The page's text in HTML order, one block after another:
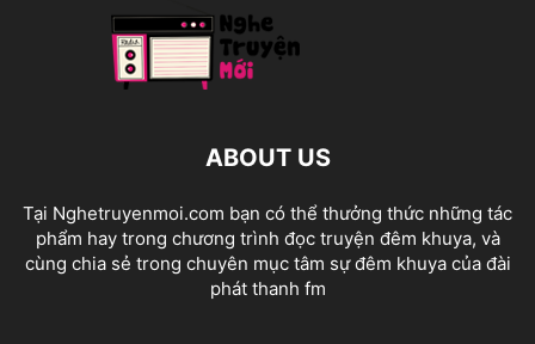
ABOUT US
Tại Nghetruyenmoi.com bạn có thể thưởng thức những tác
phẩm hay trong chương trình đọc truyện đêm khuya, và
cùng chia sẻ trong chuyên mục tâm sự đêm khuya của đài
phát thanh fm